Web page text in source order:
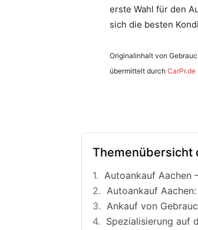
erste Wahl für den
sich die besten
Originalinhalt von
übermittelt durch CarPr.de
Themenübersicht
Autoankauf Aachen
Autoankauf
Ankauf von
Spezialisierung auf